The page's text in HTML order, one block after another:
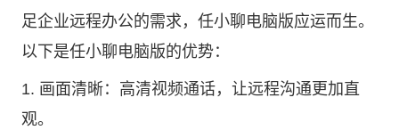
足企业远程办公的需求，任小聊电脑版应运而生。
以下是任小聊电脑版的优势：
1. 画面清晰：高清视频通话，让远程沟通更加直
观。